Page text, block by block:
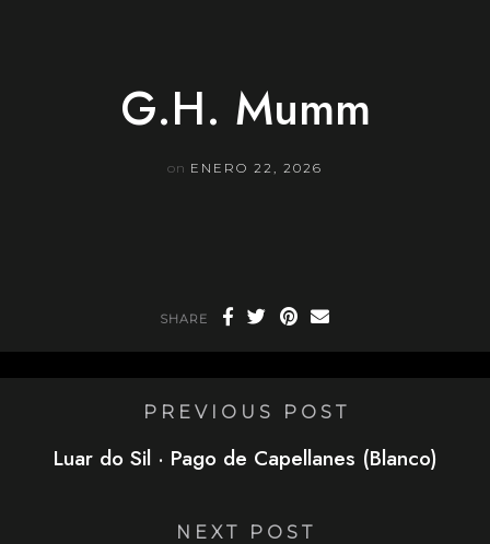
G.H. Mumm
on ENERO 22, 2026
SHARE
PREVIOUS POST
Luar do Sil · Pago de Capellanes (Blanco)
NEXT POST